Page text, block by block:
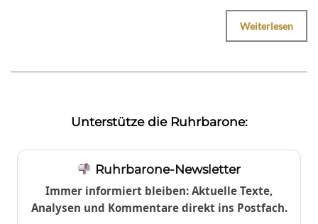
Weiterlesen
Unterstütze die Ruhrbarone:
Ruhrbarone-Newsletter
Immer informiert bleiben: Aktuelle Texte,
Analysen und Kommentare direkt ins Postfach.